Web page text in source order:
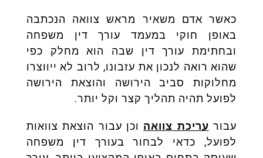
כאשר אדם משאיר מראש צוואה הנכתבה
באופן חוקי במעמד עורך דין משפחה
ובחתימת עורך דין שבה הוא מחלק כפי
שהוא רואה לנכון את עזבונו, לרוב לא ייווצרו
מחלוקות סביב הירושה והוצאת הירושה
לפועל תהיה תהליך קצר וקל יותר.
עבור עריכת צוואה וכן עבור הוצאת צוואות
לפועל, כדאי לבחור בעורך דין משפחה